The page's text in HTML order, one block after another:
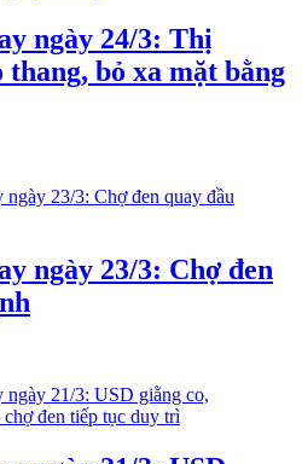
ngày 24/3: Thị
bỏ xa mặt bằng
ngày 23/3: Chợ đen